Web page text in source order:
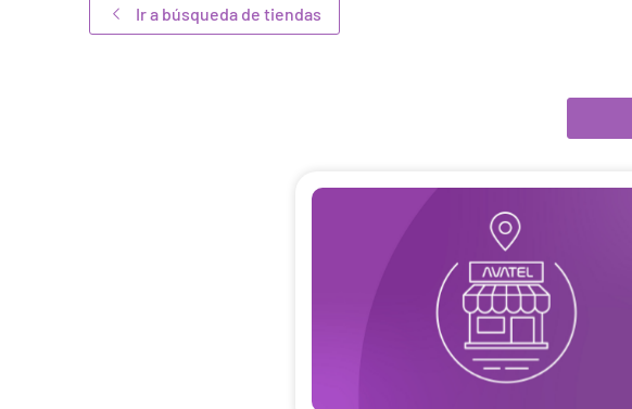
Ir a búsqueda de tiendas